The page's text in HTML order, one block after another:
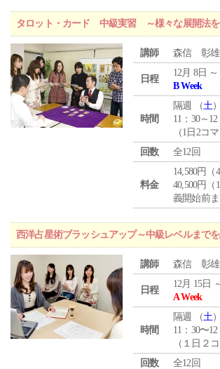
タロット・カード 中級実習 ～様々な展開法を
講師 森信 彰雄
日程
12月 8日 ～
B Week
時間
隔週 （土）
11：30～
（1日2コマ
回数
全12回
料金
14,580円
40,500円
義開始前ま
西洋占星術ブラッシュアップ～中級レベルまで
講師 森信 彰雄
日程
12月 15日
A Week
時間
隔週 （土）
11：30〜
（１日２コ
回数
全12回